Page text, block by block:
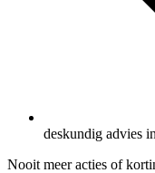
deskundig advies
Nooit meer acties of